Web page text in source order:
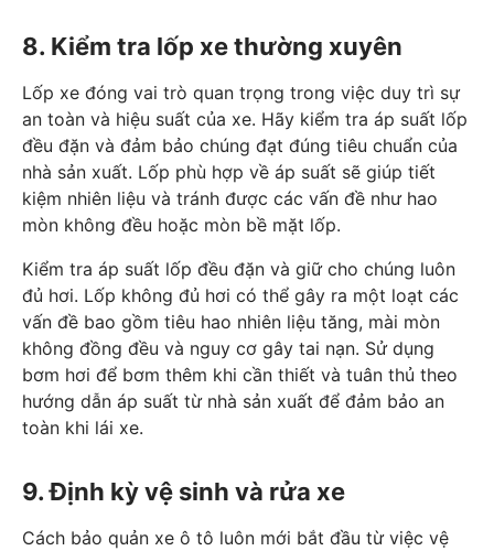
8. Kiểm tra lốp xe thường xuyên
Lốp xe đóng vai trò quan trọng trong việc duy trì sự
an toàn và hiệu suất của xe. Hãy kiểm tra áp suất lốp
đều đặn và đảm bảo chúng đạt đúng tiêu chuẩn của
nhà sản xuất. Lốp phù hợp về áp suất sẽ giúp tiết
kiệm nhiên liệu và tránh được các vấn đề như hao
mòn không đều hoặc mòn bề mặt lốp.
Kiểm tra áp suất lốp đều đặn và giữ cho chúng luôn
đủ hơi. Lốp không đủ hơi có thể gây ra một loạt các
vấn đề bao gồm tiêu hao nhiên liệu tăng, mài mòn
không đồng đều và nguy cơ gây tai nạn. Sử dụng
bơm hơi để bơm thêm khi cần thiết và tuân thủ theo
hướng dẫn áp suất từ nhà sản xuất để đảm bảo an
toàn khi lái xe.
9. Định kỳ vệ sinh và rửa xe
Cách bảo quản xe ô tô luôn mới bắt đầu từ việc vệ